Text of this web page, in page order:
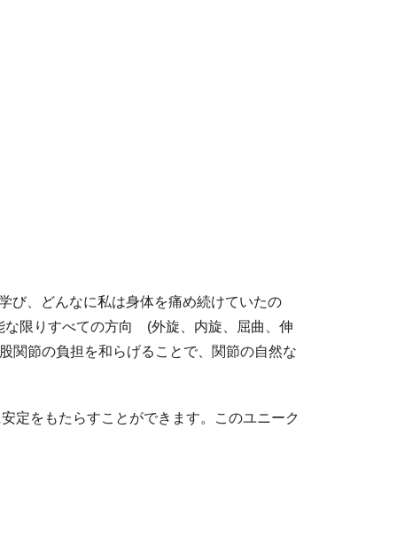
び、どんなに私は身体を痛め続けていたの
な限りすべての方向 (外旋、内旋、屈曲、伸
関節の負担を和らげることで、関節の自然な
定をもたらすことができます。このユニーク